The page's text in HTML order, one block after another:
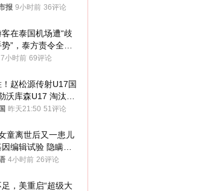
报 9小时前 36评论
在泰国机场遭“歧
”，泰方责令全面
责任人采取最严厉
7小时前 69评论
！赵松源传射U17国
沃库森U17 淘汰赛
床昨天21:50 51评论
童离世后又一患儿
编辑试验 隐瞒一
披露
4小时前 26评论
，美重启“超级大